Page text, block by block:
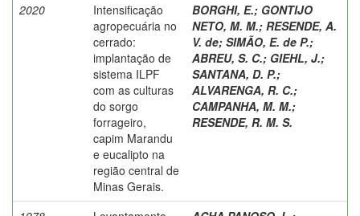
2020
Intensificação
agropecuária no
cerrado:
implantação de
sistema ILPF
com as culturas
do sorgo
forrageiro,
capim Marandu
e eucalipto na
região central de
Minas Gerais.
BORGHI, E.; GONTIJO
NETO, M. M.; RESENDE, A.
V. de; SIMÃO, E. de P.;
ABREU, S. C.; GIEHL, J.;
SANTANA, D. P.;
ALVARENGA, R. C.;
CAMPANHA, M. M.;
RESENDE, R. M. S.